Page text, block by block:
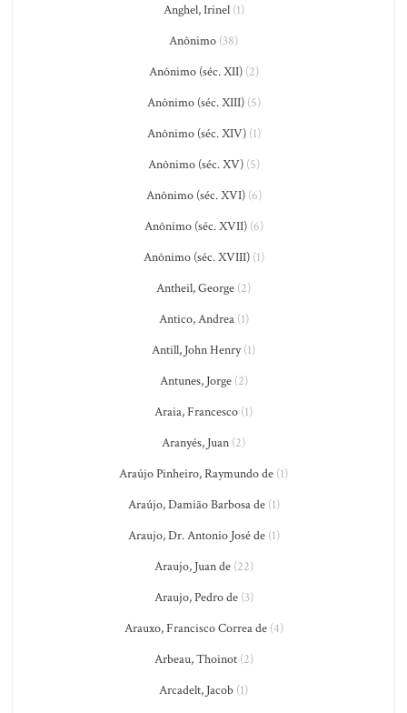
Anghel, Irinel(1)
Anônimo (38)
Anônimo (séc. XII)(2)
Anônimo (séc. XIII)(5)
Anônimo (séc. XIV)(1)
Anônimo (séc. XV)(5)
Anônimo (séc. XVI)(6)
Anônimo (séc. XVII)(6)
Anônimo (séc. XVIII)(1)
Antheil, George (2)
Antico, Andrea(1)
Antill, John Henry(1)
Antunes, Jorge(2)
Araia, Francesco (1)
Aranyés, Juan (2)
Araújo Pinheiro, Raymundo de (1)
Araújo, Damião Barbosa de(1)
Araujo, Dr. Antonio José de(1)
Araujo, Juan de(22)
Araujo, Pedro de(3)
Arauxo, Francisco Correa de(4)
Arbeau, Thoinot(2)
Arcadelt, Jacob (1)